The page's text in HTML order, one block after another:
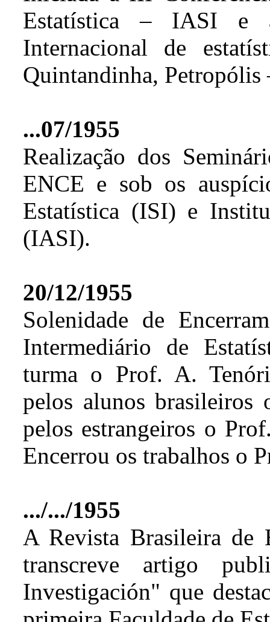
Estatística – IASI e
Internacional de
Quintandinha, Petropólis
...07/1955
Realização dos
ENCE e sob os
Estatística (ISI) e
(IASI).
20/12/1955
Solenidade de
Intermediário de
turma o Prof. A.
pelos alunos brasileiros
pelos estrangeiros o
Encerrou os trabalhos o
.../.../1955
A Revista Brasileira de
transcreve artigo
Investigación" que